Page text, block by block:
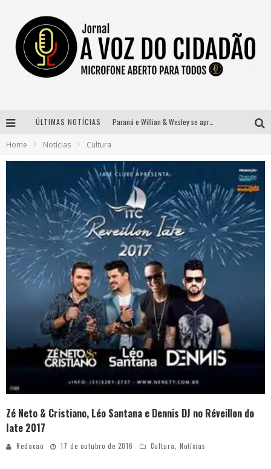
ÚLTIMAS NOTÍCIAS Paraná e Willian & Wesley se apresentam no Carretão Trevo Contagem nesta sexta-feira
Definidas as 12 finalistas do concurso Rainha do Pedro Leopoldo Rodeio Show 2026
Home Notícias Cultura
Zé Neto & Cristiano, Léo Santana e Dennis DJ no Réveillon do
Iate 2017
Redacao 17 de outubro de 2016 Cultura, Notícias